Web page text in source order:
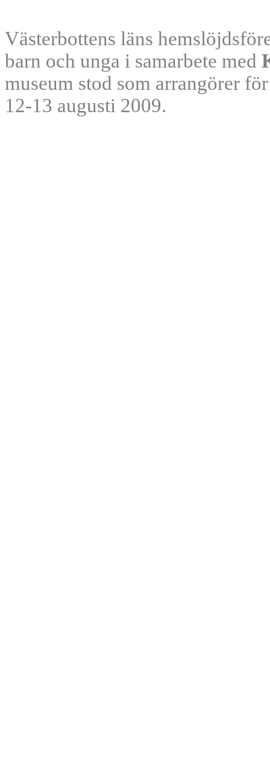
Västerbottens läns
barn och unga i samarbete med
museum stod som arrangörer
12-13 augusti 2009.